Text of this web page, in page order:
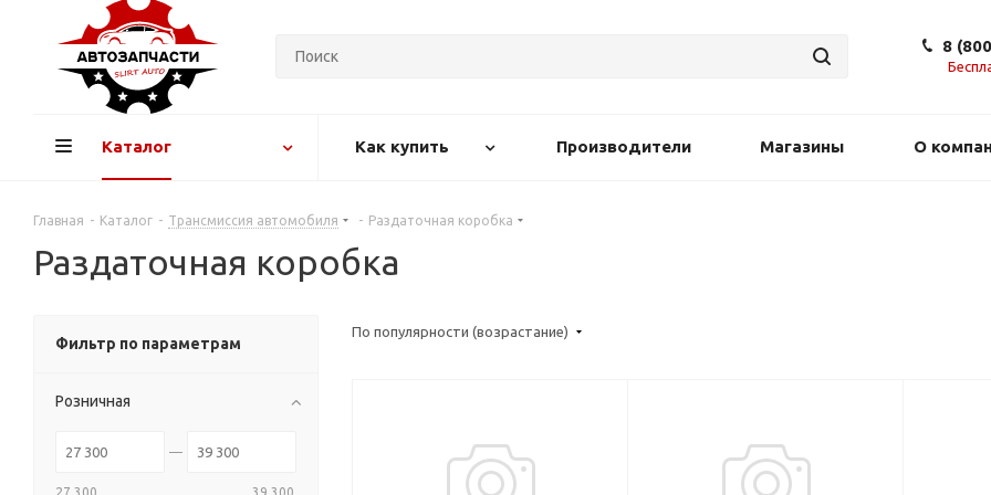
8
Каталог Как купить Производители Магазины О
Главная - Каталог - Трансмиссия автомобиля - Раздаточная коробка
Раздаточная коробка
По популярности (возрастание)
Фильтр по параметрам
Розничная